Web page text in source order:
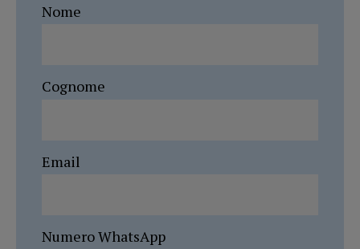
Nome
Cognome
Email
Numero WhatsApp